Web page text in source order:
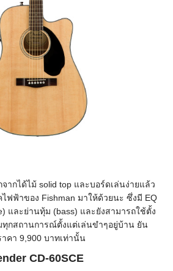
ากได้ไม้ solid top และบอร์ดเล่นง่ายแล้ว
ฟฟ้าของ Fishman มาให้ด้วยนะ ซึ่งมี EQ
และย่านทุ้ม (bass) และยังสามารถใช้ตั้ง
ทุกสถานการณ์ตั้งแต่เล่นขำๆอยู่บ้าน ยัน
คา 9,900 บาทเท่านั้น
CD-60SCE